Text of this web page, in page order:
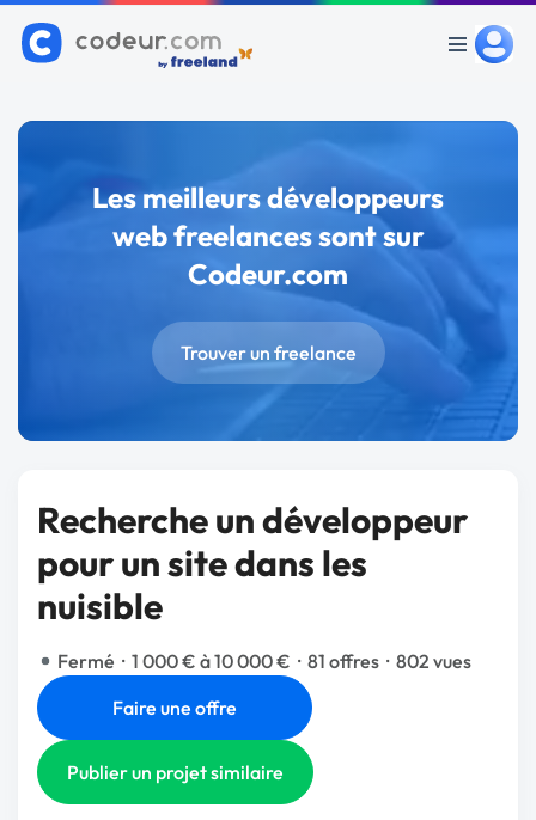
Les meilleurs développeurs
web freelances sont sur
Codeur.com
Trouver un freelance
Recherche un développeur
pour un site dans les
nuisible
Fermé · 1 000 € à 10 000 € · 81 offres · 802 vues
Faire une offre
Publier un projet similaire